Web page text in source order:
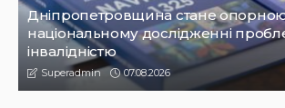
громадам для ефективного захисту дітей
Superadmin 31.07.2026